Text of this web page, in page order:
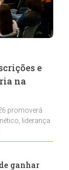
e
na
promoverá
liderança
ganhar